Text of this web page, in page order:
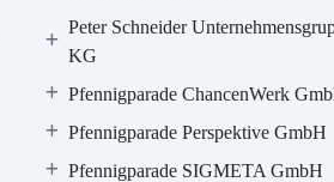
Peter Schneider
KG
Pfennigparade ChancenWerk
Pfennigparade Perspektive GmbH
Pfennigparade SIGMETA GmbH